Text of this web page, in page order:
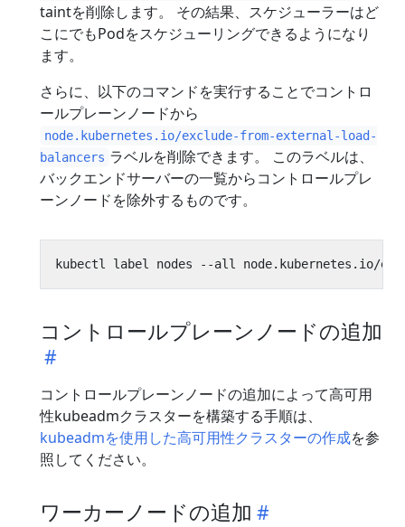
taintを削除します。 その結果、スケジューラーはど
こにでもPodをスケジューリングできるようになり
ます。
さらに、以下のコマンドを実行することでコントロ
ールプレーンノードから
node.kubernetes.io/exclude-from-external-load-
balancers ラベルを削除できます。 このラベルは、
バックエンドサーバーの一覧からコントロールプレ
ーンノードを除外するものです。
コントロールプレーンノードの追加
コントロールプレーンノードの追加によって高可用
性kubeadmクラスターを構築する手順は、
kubeadmを使用した高可用性クラスターの作成を参
照してください。
ワーカーノードの追加